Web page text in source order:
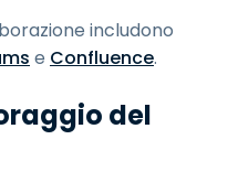
includono
e Confluence.
del